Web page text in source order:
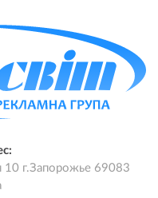
10 г.Запорожье 69083